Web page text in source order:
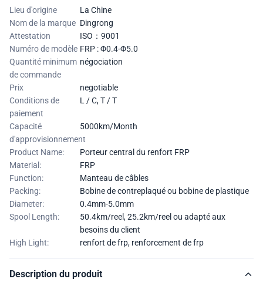
Lieu d'origine
La Chine
Nom de la marque Dingrong
Attestation
ISO：9001
Numéro de modèle FRP : Φ0.4-Φ5.0
Quantité minimum
de commande
négociation
Prix
negotiable
Conditions de
paiement
L / C, T / T
Capacité
d'approvisionnement
5000km/Month
Product Name:
Porteur central du renfort FRP
Material:
FRP
Function:
Manteau de câbles
Packing:
Bobine de contreplaqué ou bobine de plastique
Diameter:
0.4mm-5.0mm
Spool Length:
50.4km/reel, 25.2km/reel ou adapté aux
besoins du client
High Light:
renfort de frp, renforcement de frp
Description du produit